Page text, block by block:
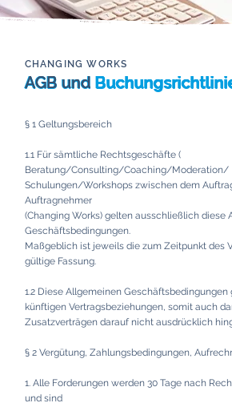
CHANGING WORKS
AGB und
§ 1 Geltungsbereich
1.1 Für sämtliche Rechtsgeschäfte (
Beratung/Consulting/Coaching/Moderation/
Schulungen/Workshops zwischen dem
Auftragnehmer
(Changing Works) gelten ausschließlich diese
Geschäftsbedingungen.
Maßgeblich ist jeweils die zum Zeitpunkt des
gültige Fassung.
1.2 Diese Allgemeinen
künftigen Vertragsbeziehungen, somit auch
Zusatzverträgen darauf nicht ausdrücklich
§ 2 Vergütung, Zahlungsbedingungen,
1. Alle Forderungen werden 30 Tage nach
und sind